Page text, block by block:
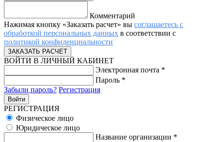
Комментарий
Нажимая кнопку «Заказать расчет» вы соглашаетесь с
обработкой персональных данных в соответствии с
политикой конфиденциальности
ВОЙТИ В ЛИЧНЫЙ КАБИНЕТ
Электронная почта *
Пароль *
Забыли пароль? Регистрация
РЕГИСТРАЦИЯ
Физическое лицо
Юридическое лицо
Название организации *